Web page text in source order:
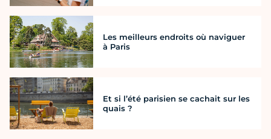
Les meilleurs endroits où naviguer
à Paris
Et si l’été parisien se cachait sur les
quais ?